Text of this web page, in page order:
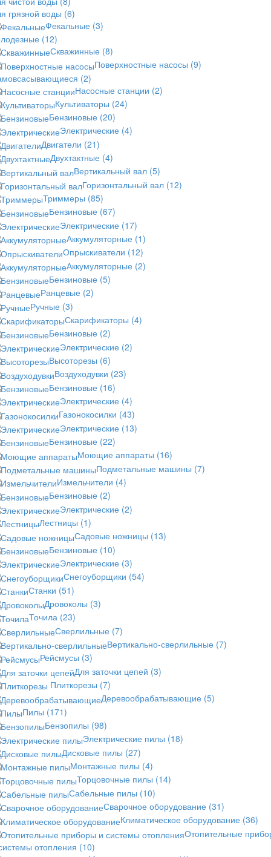
грязной воды (6)
Фекальные (3)
(12)
Скважинные (8)
Поверхностные насосы (9)
(2)
Насосные станции (2)
Культиваторы (24)
Бензиновые (20)
Электрические (4)
Двигатели (21)
Двухтактные (4)
Вертикальный вал (5)
Горизонтальный вал (12)
Триммеры (85)
Бензиновые (67)
Электрические (17)
Аккумуляторные (1)
Опрыскиватели (12)
Аккумуляторные (2)
Бензиновые (5)
Ранцевые (2)
Ручные (3)
Скарификаторы (4)
Бензиновые (2)
Электрические (2)
Высоторезы (6)
Воздуходувки (23)
Бензиновые (16)
Электрические (4)
Газонокосилки (43)
Электрические (13)
Бензиновые (22)
Моющие аппараты (16)
Подметальные машины (7)
Измельчители (4)
Бензиновые (2)
Электрические (2)
Лестницы (1)
Садовые ножницы (13)
Бензиновые (10)
Электрические (3)
Снегоуборщики (54)
Станки (51)
Дровоколы (3)
Точила (23)
Сверлильные (7)
Вертикально-сверлильные (7)
Рейсмусы (3)
Для заточки цепей (3)
Плиткорезы (7)
Деревообрабатывающие (5)
Пилы (171)
Бензопилы (98)
Электрические пилы (18)
Дисковые пилы (27)
Монтажные пилы (4)
Торцовочные пилы (14)
Сабельные пилы (10)
Сварочное оборудование (31)
Климатическое оборудование (36)
Отопительные
отопления (10)